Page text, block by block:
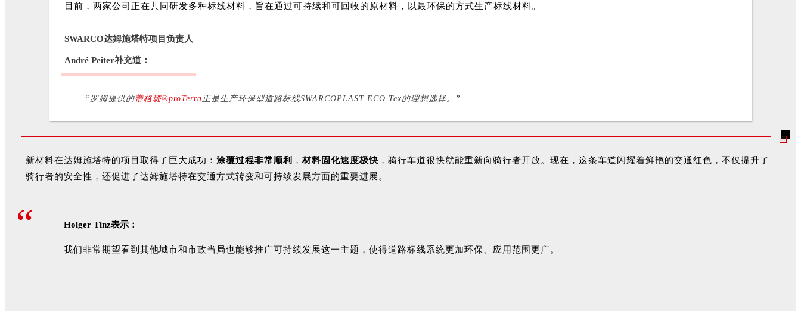
目前，两家公司正在共同研发多种标线材料，旨在通过可持续和可回收的原材料，以最环保的方式生产标线材料。
SWARCO达姆施塔特项目负责人
André Peiter补充道：
“ 罗姆提供的带格璐®proTerra 正是生产环保型道路标线SWARCOPLAST ECO Tex的理想选择。 ”
新材料在达姆施塔特的项目取得了巨大成功： 涂覆过程非常顺利 ，材料固化速度极快 ，骑行车道很快就能重新向骑行者开放。现在，这条车道闪耀着鲜艳的交通红色，不仅提升了
骑行者的安全性，还促进了达姆施塔特在交通方式转变和可持续发展方面的重要进展。
“ Holger Tinz表示：
我们非常期望看到其他城市和市政当局也能够推广可持续发展这一主题，使得道路标线系统更加环保、应用范围更广。